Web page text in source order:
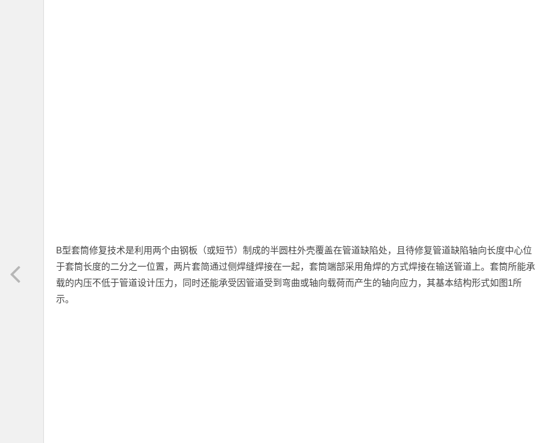
B型套筒修复技术是利用两个由钢板（或短节）制成的半圆柱外壳覆盖在管道缺陷处，且待修复管道缺陷轴向长度中心位
于套筒长度的二分之一位置，两片套简通过侧焊缝焊接在一起，套筒端部采用角焊的方式焊接在输送管道上。套筒所能承
载的内压不低于管道设计压力，同时还能承受因管道受到弯曲或轴向载荷而产生的轴向应力，其基本结构形式如图1所
示。